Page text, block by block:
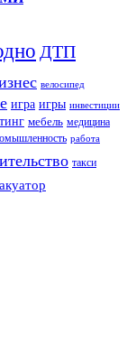
ДТП
велосипед
игра игры инвестиции
мебель медицина
работа
такси